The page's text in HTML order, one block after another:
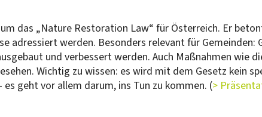
das „Nature Restoration Law“ für Österreich. Er
adressiert werden. Besonders relevant für Gemeinden:
und verbessert werden. Auch Maßnahmen wie
Wichtig zu wissen: es wird mit dem Gesetz kein
geht vor allem darum, ins Tun zu kommen. (>